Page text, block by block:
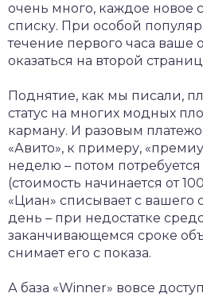
очень много, каждое новое
списку. При особой
течение первого часа ваше
оказаться на второй
Поднятие, как мы писали,
статус на многих модных
карману. И разовым
«Авито», к примеру,
неделю – потом
(стоимость начинается от
«Циан» списывает с вашего
день – при недостатке
заканчивающемся сроке
снимает его с показа.
А база «Winner» вовсе